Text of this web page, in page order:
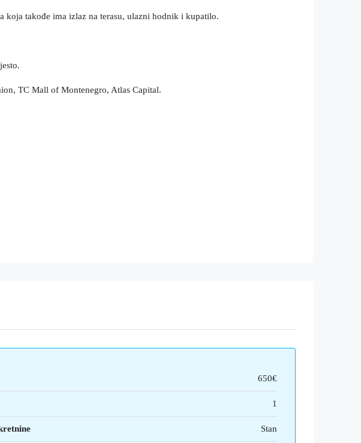
koja takođe ima izlaz na terasu, ulazni hodnik i kupatilo.
TC Mall of Montenegro, Atlas Capital.
650€
1
Stan